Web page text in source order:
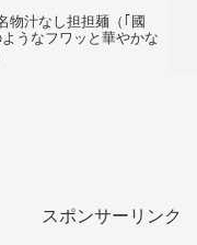
物汁なし担担麺（｢國
うなフワッと華やかな
スポンサーリンク